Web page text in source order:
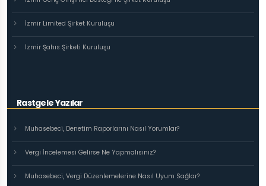
İzmir Limited Şirket Kuruluşu
İzmir Şahıs Şirketi Kuruluşu
Rastgele Yazılar
Muhasebeci, Denetim Raporlarını Nasıl Yorumlar?
Vergi İncelemesi Gelirse Ne Yapmalısınız?
Muhasebeci, Vergi Düzenlemelerine Nasıl Uyum Sağlar?